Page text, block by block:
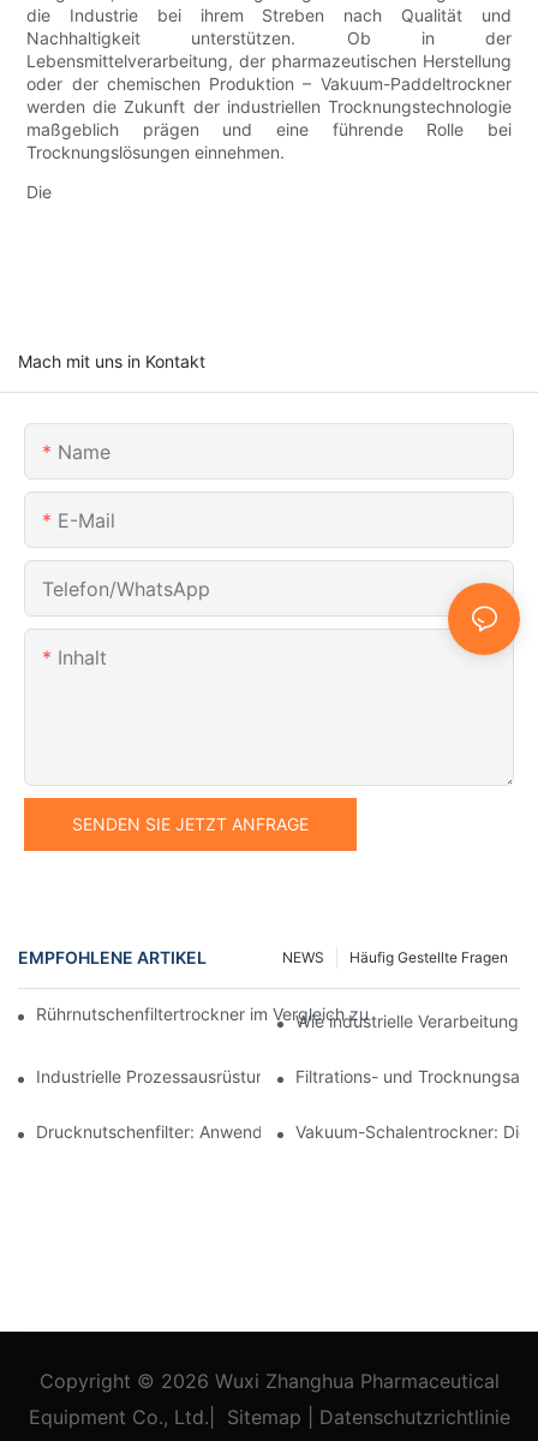
die Industrie bei ihrem Streben nach Qualität und
Nachhaltigkeit unterstützen. Ob in der
Lebensmittelverarbeitung, der pharmazeutischen Herstellung
oder der chemischen Produktion – Vakuum-Paddeltrockner
werden die Zukunft der industriellen Trocknungstechnologie
maßgeblich prägen und eine führende Rolle bei
Trocknungslösungen einnehmen.
Die
Mach mit uns in Kontakt
Name
E-Mail
Telefon/WhatsApp
Inhalt
SENDEN SIE JETZT ANFRAGE
EMPFOHLENE ARTIKEL Häufig Gestellte Fragen
NEWS
Rührnutschenfiltertrockner im Vergleich zu anderen
Wie industrielle
Industrielle Prozessausrüstung: Innovationen, die die Zukunft
Filtrations- und
Drucknutschenfilter: Anwendungen in der Chemie- und
Vakuum-Schalentrockner:
Copyright © 2026 Wuxi Zhanghua Pharmaceutical
Equipment Co., Ltd.
Sitemap Datenschutzrichtlinie